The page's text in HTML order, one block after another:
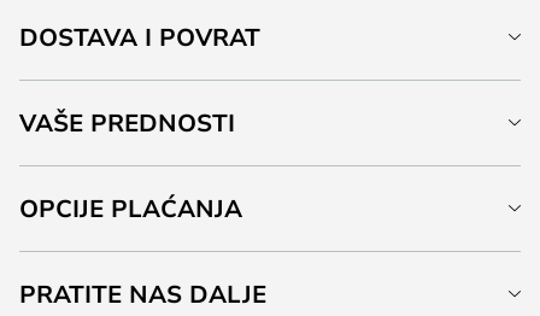
DOSTAVA I POVRAT
VAŠE PREDNOSTI
OPCIJE PLAĆANJA
PRATITE NAS DALJE